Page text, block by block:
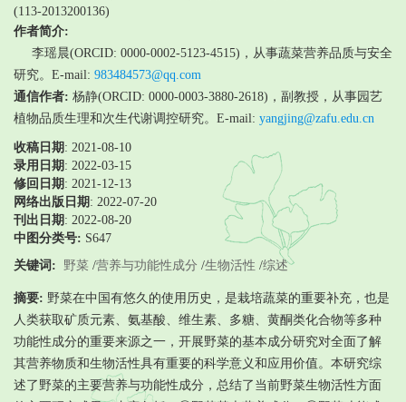
(113-2013200136)
作者简介:
李瑶晨(ORCID: 0000-0002-5123-4515)，从事蔬菜营养品质与安全
研究。E-mail: 983484573@qq.com
通信作者: 杨静(ORCID: 0000-0003-3880-2618)，副教授，从事园艺
植物品质生理和次生代谢调控研究。E-mail: yangjing@zafu.edu.cn
收稿日期 : 2021-08-10
录用日期 : 2022-03-15
修回日期 : 2021-12-13
网络出版日期 : 2022-07-20
刊出日期 : 2022-08-20
中图分类号: S647
关键词:
野菜 /营养与功能性成分 /生物活性 /综述
摘要: 野菜在中国有悠久的使用历史，是栽培蔬菜的重要补充，也是
人类获取矿质元素、氨基酸、维生素、多糖、黄酮类化合物等多种
功能性成分的重要来源之一，开展野菜的基本成分研究对全面了解
其营养物质和生物活性具有重要的科学意义和应用价值。本研究综
述了野菜的主要营养与功能性成分，总结了当前野菜生物活性方面